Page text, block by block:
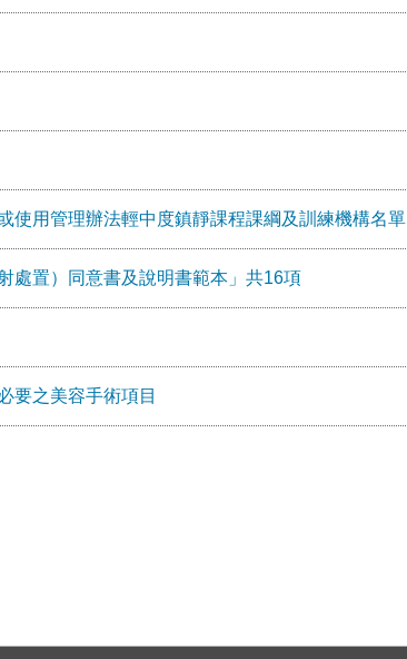
使用管理辦法輕中度鎮靜課程課綱及訓練機構名單
處置）同意書及說明書範本」共16項
要之美容手術項目